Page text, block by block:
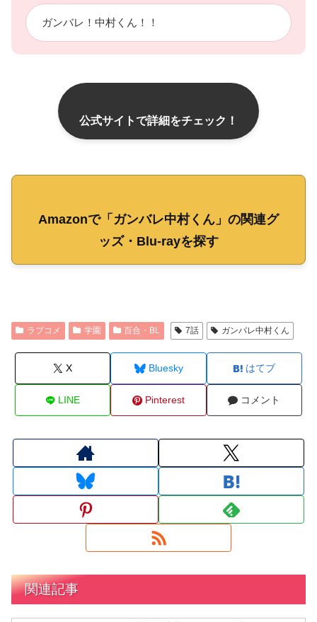
ガンバレ！中村くん！！
公式サイトで詳細をチェック！
Amazonで「ガンバレ中村くん」の関連グ
ッズ・Blu-rayを探す
ラブコメ 学園 百合・BL 7話 ガンバレ中村くん
X Bluesky はてブ
LINE Pinterest コメント
関連記事